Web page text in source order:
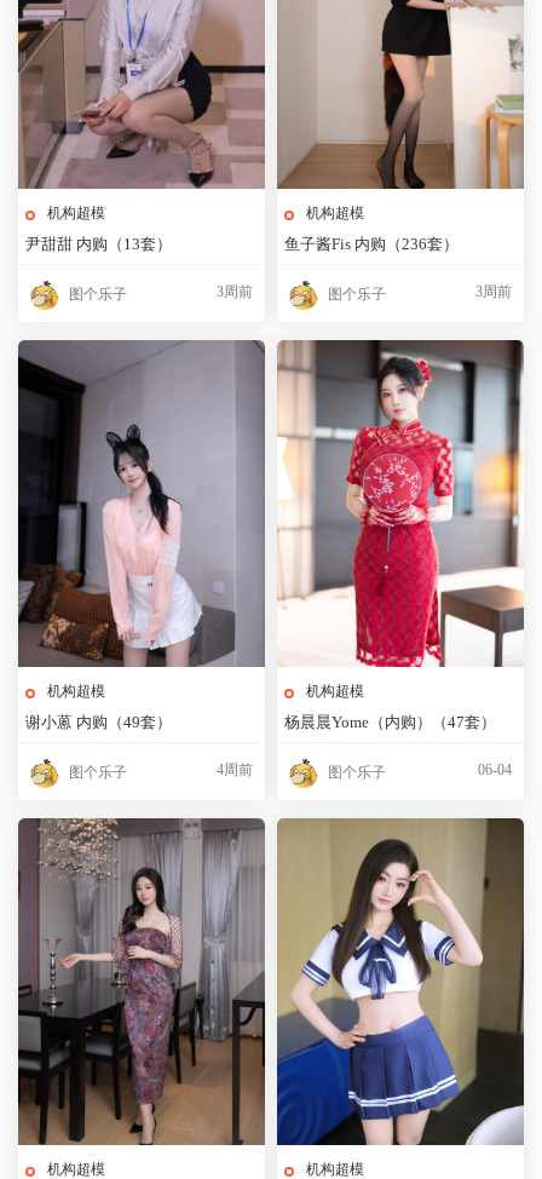
机构超模
尹甜甜 内购（13套）
图个乐子 3周前
机构超模
鱼子酱Fis 内购（236套）
图个乐子 3周前
机构超模
谢小蒽 内购（49套）
图个乐子 4周前
机构超模
杨晨晨Yome（内购）（47套）
图个乐子 06-04
机构超模 机构超模